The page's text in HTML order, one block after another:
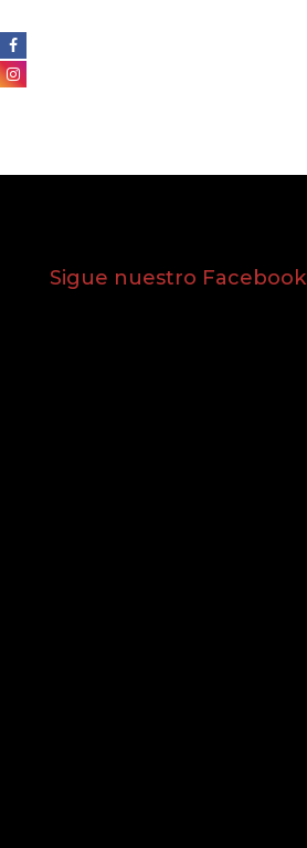
Sigue nuestro Facebook